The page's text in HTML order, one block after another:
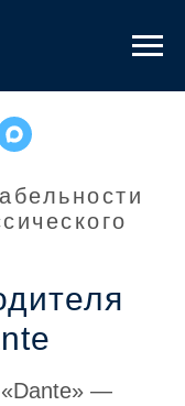
«Dante» —